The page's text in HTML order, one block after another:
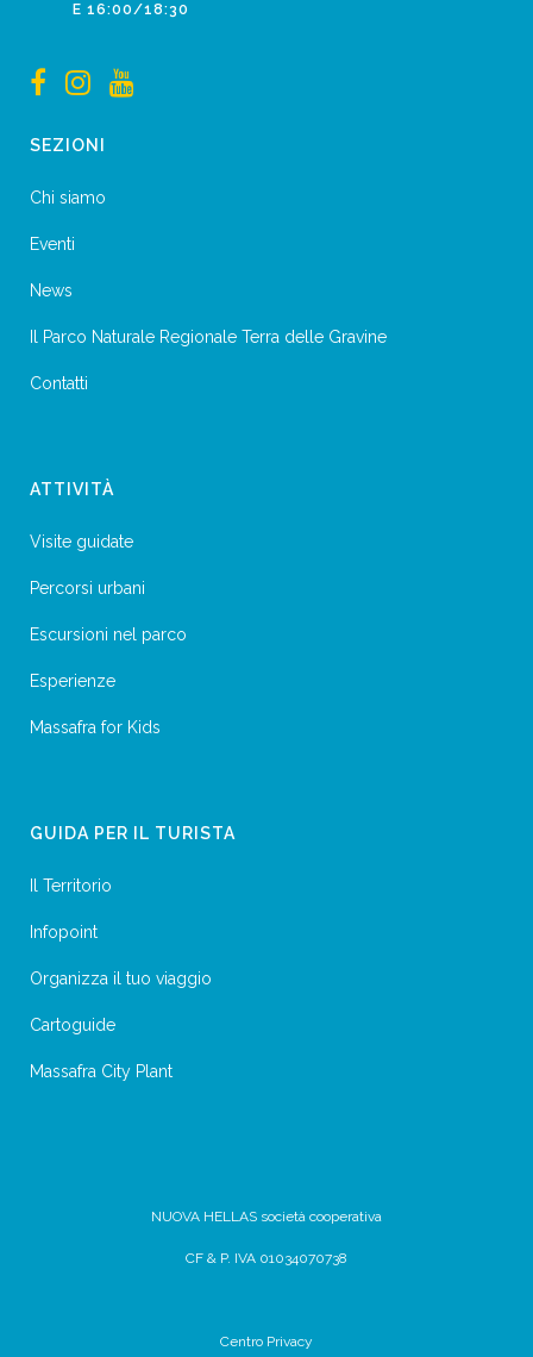
E 16:00/18:30
SEZIONI
Chi siamo
Eventi
News
Il Parco Naturale Regionale Terra delle Gravine
Contatti
ATTIVITÀ
Visite guidate
Percorsi urbani
Escursioni nel parco
Esperienze
Massafra for Kids
GUIDA PER IL TURISTA
Il Territorio
Infopoint
Organizza il tuo viaggio
Cartoguide
Massafra City Plant
NUOVA HELLAS società cooperativa
CF & P. IVA 01034070738
Centro Privacy